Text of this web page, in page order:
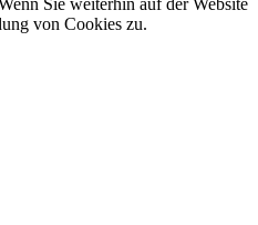
Sie weiterhin auf der Website
von Cookies zu.